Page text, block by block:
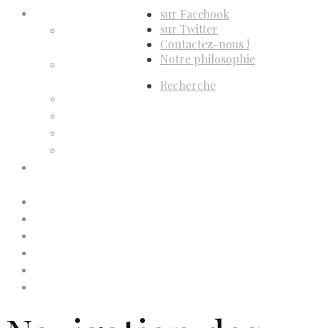
sur Facebook
sur Twitter
Contactez-nous !
Notre philosophie
Recherche